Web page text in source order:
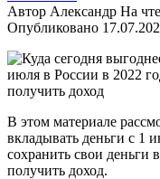
Автор Александр На
Опубликовано
В этом материале
вкладывать деньги с 1
сохранить свои деньги
получить доход.